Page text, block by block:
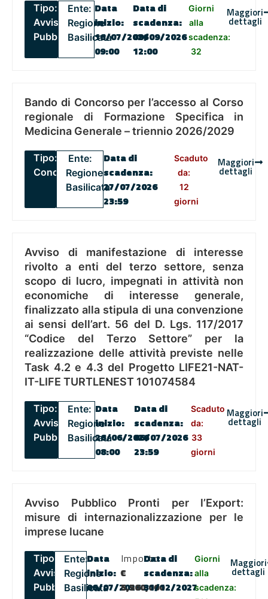
Tipo:
Avviso
Pubblico
Ente:
Regione
Basilicata
Data
inizio:
16/07/2026
09:00
Data di
scadenza:
09/09/2026
12:00
Giorni
alla
scadenza:
32
Maggiori
dettagli
Bando di Concorso per l’accesso al Corso
regionale di Formazione Specifica in
Medicina Generale – triennio 2026/2029
Tipo:
Concorsi
Ente:
Regione
Basilicata
Data di
scadenza:
27/07/2026
23:59
Scaduto
da:
12
giorni
Maggiori
dettagli
Avviso di manifestazione di interesse
rivolto a enti del terzo settore, senza
scopo di lucro, impegnati in attività non
economiche di interesse generale,
finalizzato alla stipula di una convenzione
ai sensi dell’art. 56 del D. Lgs. 117/2017
“Codice del Terzo Settore” per la
realizzazione delle attività previste nelle
Task 4.2 e 4.3 del Progetto LIFE21-NAT-
IT-LIFE TURTLENEST 101074584
Tipo:
Avviso
Pubblico
Ente:
Regione
Basilicata
Data
inizio:
26/06/2026
08:00
Data di
scadenza:
06/07/2026
23:59
Scaduto
da:
33
giorni
Maggiori
dettagli
Avviso Pubblico Pronti per l’Export:
misure di internazionalizzazione per le
imprese lucane
Tipo:
Avviso
Pubblico
Ente:
Regione
Basilicata
Data
inizio:
06/07/2026
Importo
€
5,500,000
Data di
scadenza:
31/12/2027
Giorni
alla
scadenza:
Maggiori
dettagli